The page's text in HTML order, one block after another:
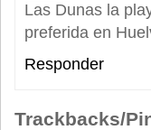
Las Dunas la
preferida en
Responder
Trackbacks/